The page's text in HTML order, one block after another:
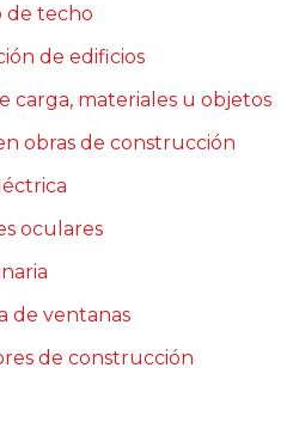
de techo
de edificios
carga, materiales u objetos
obras de construcción
oculares
de ventanas
de construcción